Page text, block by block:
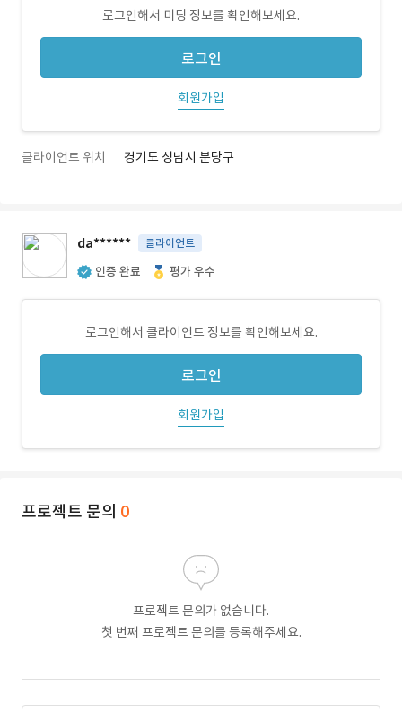
로그인해서 미팅 정보를 확인해보세요.
로그인
회원가입
클라이언트 위치 경기도 성남시 분당구
da****** 클라이언트
인증 완료 평가 우수
로그인해서 클라이언트 정보를 확인해보세요.
로그인
회원가입
프로젝트 문의 0
프로젝트 문의가 없습니다.
첫 번째 프로젝트 문의를 등록해주세요.